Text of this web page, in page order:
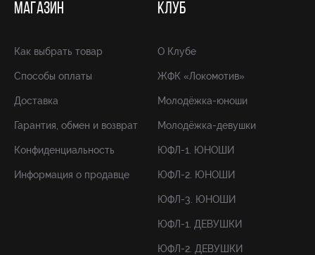
МАГАЗИН
Как выбрать товар
Способы оплаты
Доставка
Гарантия, обмен и возврат
Конфиденциальность
Информация о продавце
КЛУБ
О Клубе
ЖФК «Локомотив»
Молодёжка-юноши
Молодёжка-девушки
ЮФЛ-1. ЮНОШИ
ЮФЛ-2. ЮНОШИ
ЮФЛ-3. ЮНОШИ
ЮФЛ-1. ДЕВУШКИ
ЮФЛ-2. ДЕВУШКИ